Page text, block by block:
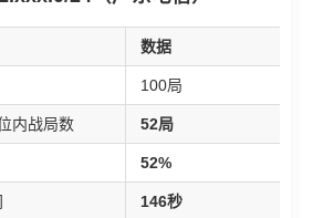
数据
100局
内战局数 52局
52%
146秒